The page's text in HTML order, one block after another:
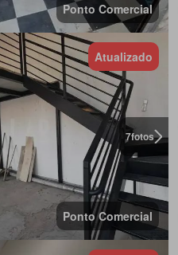
Ponto Comercial
7fotos
Atualizado
Ponto Comercial